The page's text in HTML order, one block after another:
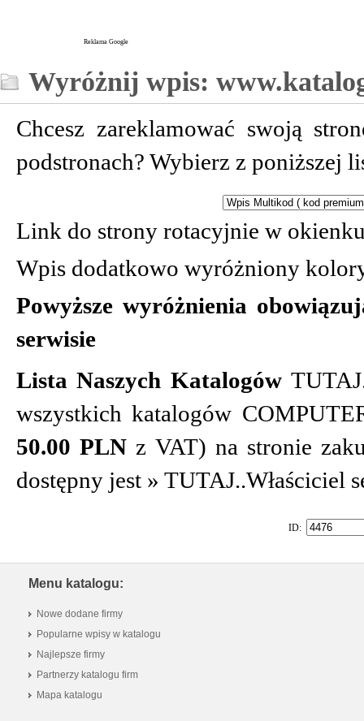
Reklama Google
Wyróżnij wpis:
Chcesz zareklamować swoją
podstronach? Wybierz z poniższej
Link do strony rotacyjnie w
Wpis dodatkowo wyróżniony
Powyższe wyróżnienia
serwisie
Lista Naszych KatalogówTUTAJ
wszystkich katalogów
50.00 PLN z VAT) na stronie
dostępny jest » TUTAJ..Właściciel
ID:
Menu katalogu:
Nowe dodane firmy
Popularne wpisy w katalogu
Najlepsze firmy
Partnerzy katalogu firm
Mapa katalogu